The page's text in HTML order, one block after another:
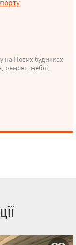
на Нових будинках
ремонт, меблі,